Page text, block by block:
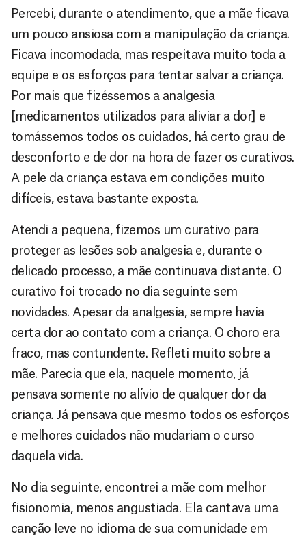
Percebi, durante o atendimento, que a mãe ficava
um pouco ansiosa com a manipulação da criança.
Ficava incomodada, mas respeitava muito toda a
equipe e os esforços para tentar salvar a criança.
Por mais que fizéssemos a analgesia
[medicamentos utilizados para aliviar a dor] e
tomássemos todos os cuidados, há certo grau de
desconforto e de dor na hora de fazer os curativos.
A pele da criança estava em condições muito
difíceis, estava bastante exposta.
Atendi a pequena, fizemos um curativo para
proteger as lesões sob analgesia e, durante o
delicado processo, a mãe continuava distante. O
curativo foi trocado no dia seguinte sem
novidades. Apesar da analgesia, sempre havia
certa dor ao contato com a criança. O choro era
fraco, mas contundente. Refleti muito sobre a
mãe. Parecia que ela, naquele momento, já
pensava somente no alívio de qualquer dor da
criança. Já pensava que mesmo todos os esforços
e melhores cuidados não mudariam o curso
daquela vida.
No dia seguinte, encontrei a mãe com melhor
fisionomia, menos angustiada. Ela cantava uma
canção leve no idioma de sua comunidade em